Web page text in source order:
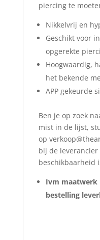
piercing te
Nikkelvrij en
Geschikt voor
opgerekte
Hoogwaardig,
het bekende
APP gekeurde
Ben je op zoek
mist in de lijst,
op
bij de leverancier
beschikbaarheid
Ivm maatwerk
bestelling